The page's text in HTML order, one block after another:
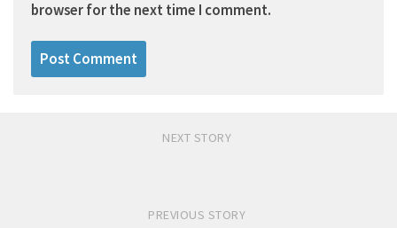
browser for the next time I comment.
NEXT STORY
PREVIOUS STORY